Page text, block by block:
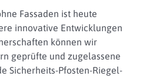
Fassaden ist heute
innovative Entwicklungen
können wir
geprüfte und zugelassene
Sicherheits-Pfosten-Riegel-